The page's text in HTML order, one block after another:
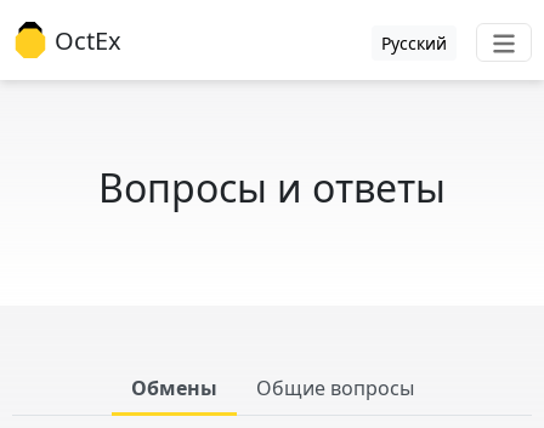
OctEx Русский
Вопросы и ответы
Обмены Общие вопросы